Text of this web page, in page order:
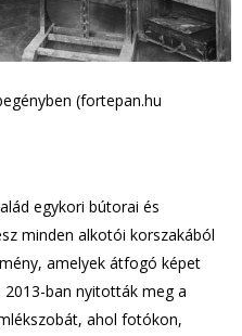
(fortepan.hu
egykori bútorai és
minden alkotói korszakából
amelyek átfogó képet
2013-ban nyitották meg a
ahol fotókon,